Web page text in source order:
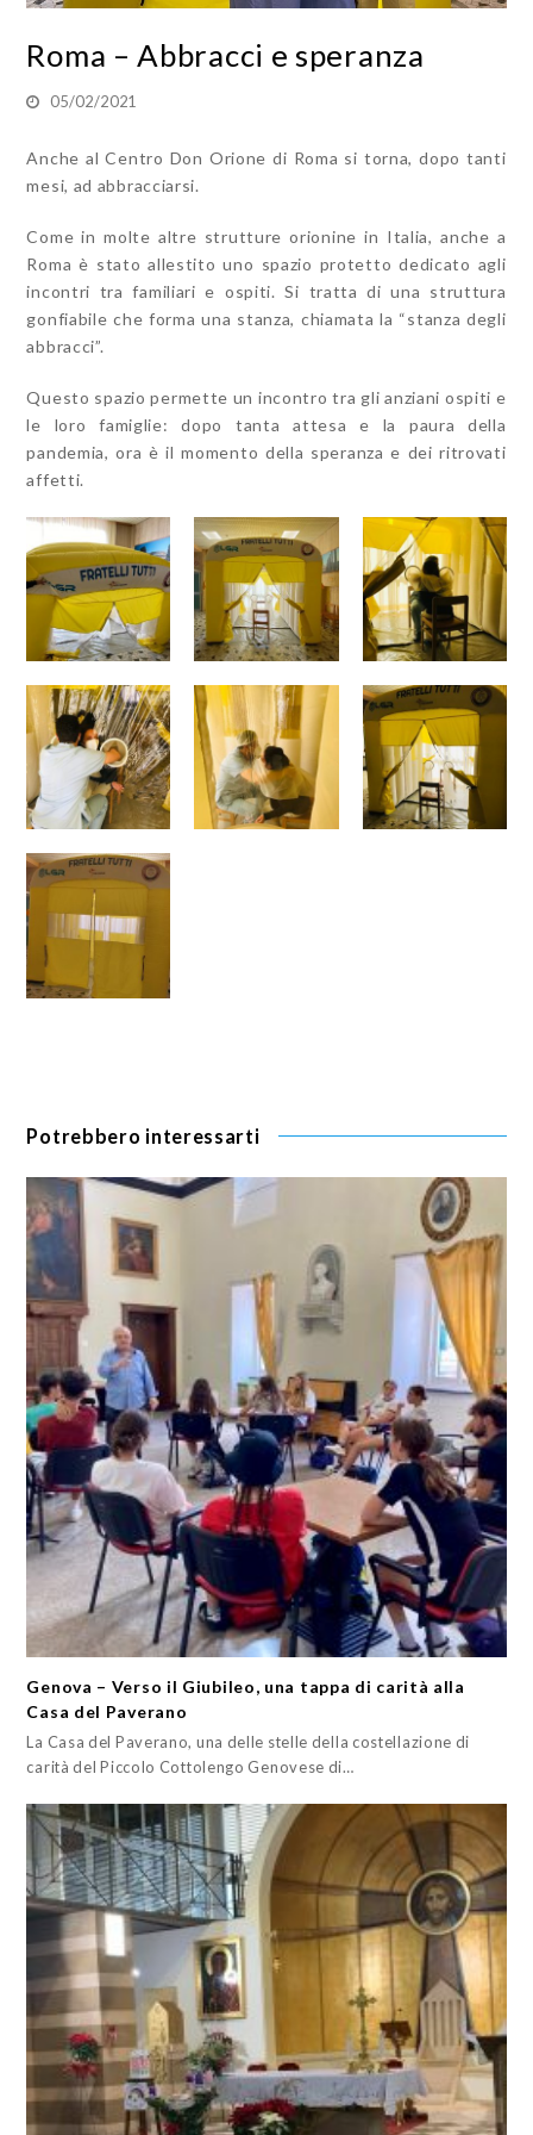
Roma – Abbracci e speranza
05/02/2021
Anche al Centro Don Orione di Roma si torna, dopo tanti
mesi, ad abbracciarsi.
Come in molte altre strutture orionine in Italia, anche a
Roma è stato allestito uno spazio protetto dedicato agli
incontri tra familiari e ospiti. Si tratta di una struttura
gonfiabile che forma una stanza, chiamata la “stanza degli
abbracci”.
Questo spazio permette un incontro tra gli anziani ospiti e
le loro famiglie: dopo tanta attesa e la paura della
pandemia, ora è il momento della speranza e dei ritrovati
affetti.
Potrebbero interessarti
Genova – Verso il Giubileo, una tappa di carità alla
Casa del Paverano
La Casa del Paverano, una delle stelle della costellazione di
carità del Piccolo Cottolengo Genovese di…